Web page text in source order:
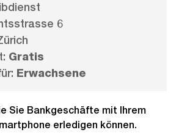
6
Gratis
Erwachsene
Sie Bankgeschäfte mit Ihrem
erledigen können.